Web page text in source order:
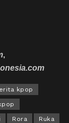
,
kpop
Rora Ruka